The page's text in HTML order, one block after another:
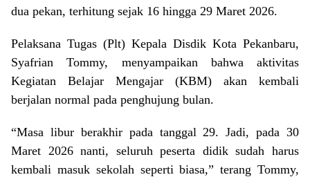
dua pekan, terhitung sejak 16 hingga 29 Maret 2026.
Pelaksana Tugas (Plt) Kepala Disdik Kota Pekanbaru,
Syafrian Tommy, menyampaikan bahwa aktivitas
Kegiatan Belajar Mengajar (KBM) akan kembali
berjalan normal pada penghujung bulan.
“Masa libur berakhir pada tanggal 29. Jadi, pada 30
Maret 2026 nanti, seluruh peserta didik sudah harus
kembali masuk sekolah seperti biasa,” terang Tommy,